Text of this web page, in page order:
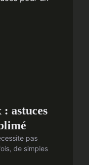
astuces
pas
de simples